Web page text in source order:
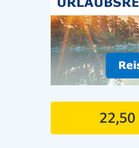
22,50